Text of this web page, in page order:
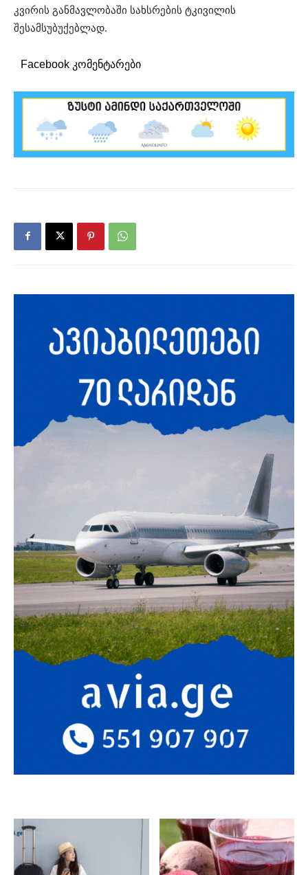
კვირის განმავლობაში სახსრების ტკივილის
შესამსუბუქებლად.
Facebook კომენტარები